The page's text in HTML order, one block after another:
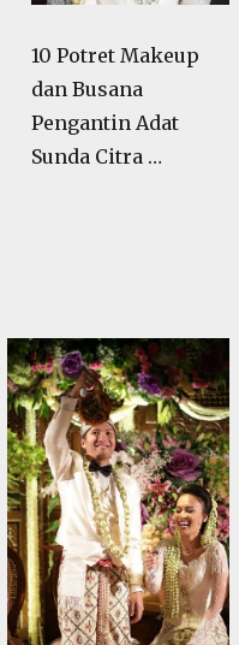
10 Potret Makeup
dan Busana
Pengantin Adat
Sunda Citra …